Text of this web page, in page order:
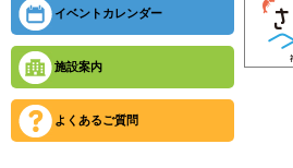
イベントカレンダー
施設案内
よくあるご質問